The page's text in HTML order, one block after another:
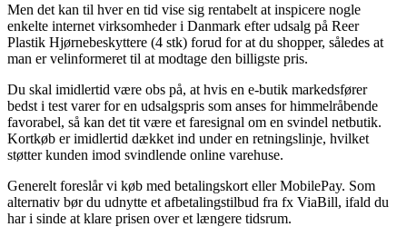
Men det kan til hver en tid vise sig rentabelt at inspicere nogle
enkelte internet virksomheder i Danmark efter udsalg på Reer
Plastik Hjørnebeskyttere (4 stk) forud for at du shopper, således at
man er velinformeret til at modtage den billigste pris.
Du skal imidlertid være obs på, at hvis en e-butik markedsfører
bedst i test varer for en udsalgspris som anses for himmelråbende
favorabel, så kan det tit være et faresignal om en svindel netbutik.
Kortkøb er imidlertid dækket ind under en retningslinje, hvilket
støtter kunden imod svindlende online varehuse.
Generelt foreslår vi køb med betalingskort eller MobilePay. Som
alternativ bør du udnytte et afbetalingstilbud fra fx ViaBill, ifald du
har i sinde at klare prisen over et længere tidsrum.